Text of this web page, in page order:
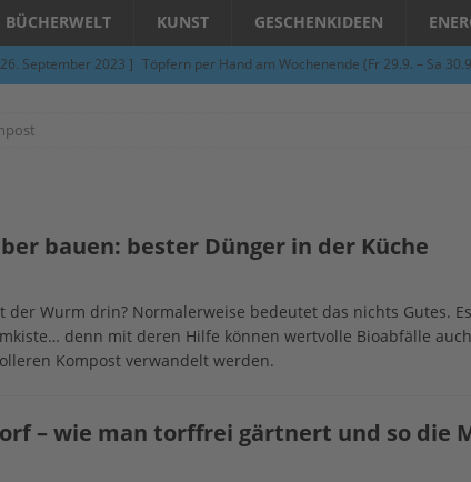
KUNST GESCHENKIDEEN
September 2023 ] Töpfern per Hand am Wochenende (Fr 29.9. – Sa
Juni 2023 ]
März 2023 ] Töpfern per Hand am Abend in Limburgerhof
ALLGEMEIN
[ 12. Juni 2014 ]
Grasmilben (Herbstgrasmilben, Erntemilben) sind
auf acht Beinen…
GESUNDHEIT
bauen: bester Dünger in der Küche
der Wurm drin? Normalerweise bedeutet das nichts Gutes.
denn mit deren Hilfe können wertvolle Bioabfälle
Kompost verwandelt werden.
– wie man torffrei gärtnert und so die